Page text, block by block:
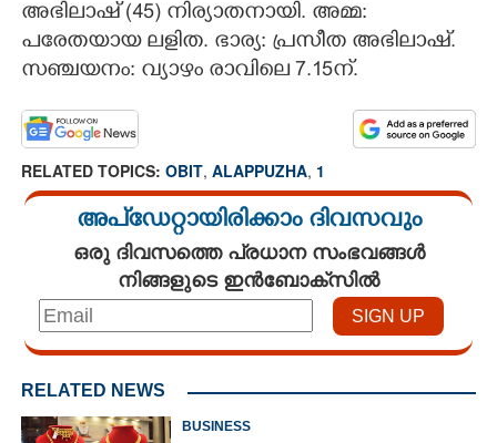
അഭിലാഷ് (45) നിര്യാതനായി. അമ്മ:
പരേതയായ ലളിത. ഭാര്യ: പ്രസീത അഭിലാഷ്.
സഞ്ചയനം: വ്യാഴം രാവിലെ 7.15ന്.
RELATED TOPICS: OBIT, ALAPPUZHA, 1
അപ്ഡേറ്റായിരിക്കാം ദിവസവും
ഒരു ദിവസത്തെ പ്രധാന സംഭവങ്ങൾ
നിങ്ങളുടെ ഇൻബോക്സിൽ
RELATED NEWS
BUSINESS